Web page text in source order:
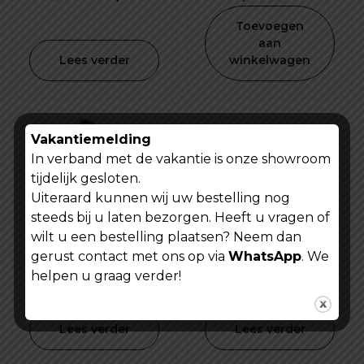
was:
€ 19,99.
is:
€ 9,99.
Lees verder
Toevoegen
aan
winkelwagen
Fiets binnenband
Kenda 26 inch X
Lees verder
Helmslot mini fiets
prijs
was:
9,99
prijs
is:
Lees verder
Vakantiemelding
In verband met de vakantie is onze showroom
tijdelijk gesloten.
Uiteraard kunnen wij uw bestelling nog
steeds bij u laten bezorgen. Heeft u vragen of
wilt u een bestelling plaatsen? Neem dan
gerust contact met ons op via WhatsApp. We
helpen u graag verder!